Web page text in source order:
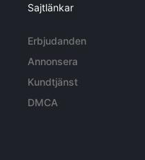
Sajtlänkar
Erbjudanden
Annonsera
Kundtjänst
DMCA